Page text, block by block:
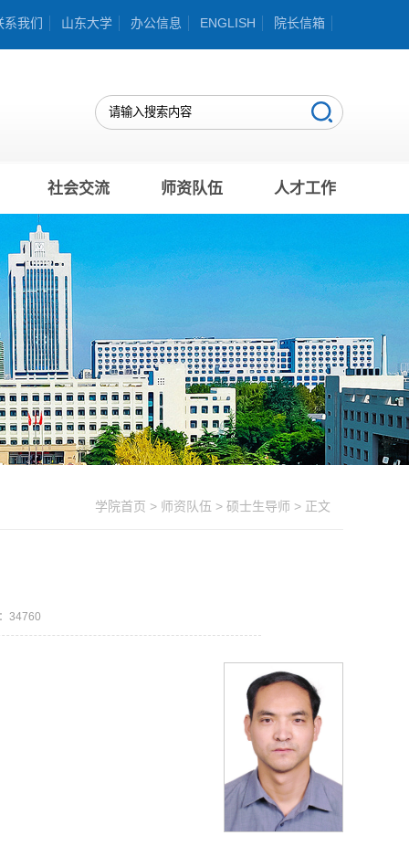
系我们 山东大学 办公信息 ENGLISH 院长信箱
社会交流 师资队伍 人才工作
学院首页 > 师资队伍 > 硕士生导师 > 正文
34760